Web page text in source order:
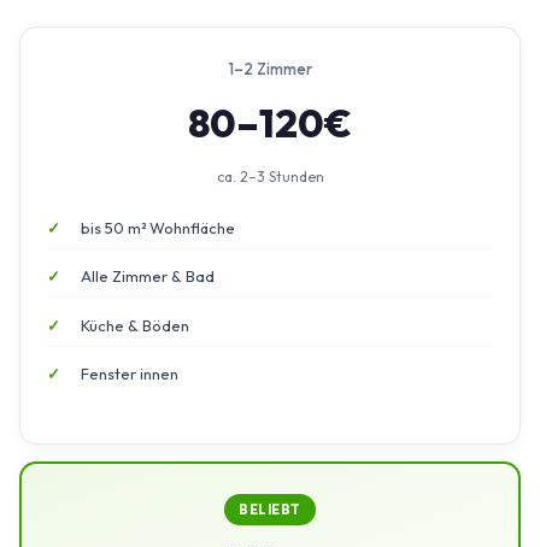
1–2 Zimmer
80–120€
ca. 2–3 Stunden
bis 50 m² Wohnfläche
Alle Zimmer & Bad
Küche & Böden
Fenster innen
BELIEBT